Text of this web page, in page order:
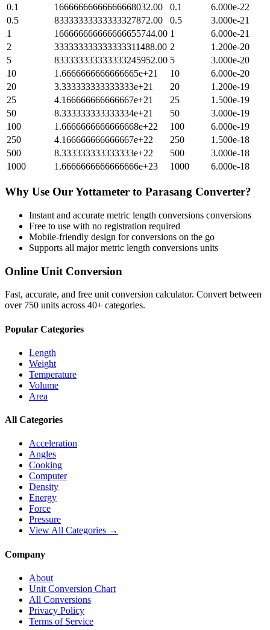
0.1
16666666666666668032.00 0.1
6.000e-22
0.5
83333333333333327872.00 0.5
3.000e-21
1
166666666666666655744.00 1
6.000e-21
2
333333333333333311488.00 2
1.200e-20
5
833333333333333245952.00 5
3.000e-20
10
1.6666666666666665e+21 10
6.000e-20
20
3.333333333333333e+21 20
1.200e-19
25
4.166666666666667e+21 25
1.500e-19
50
8.333333333333334e+21 50
3.000e-19
100
1.6666666666666668e+22 100
6.000e-19
250
4.166666666666667e+22 250
1.500e-18
500
8.333333333333333e+22 500
3.000e-18
1000
1.6666666666666666e+23 1000 6.000e-18
Why Use OurYottameter to Parasang Converter?
Instant and accurate metric length conversions conversions
Free to use with no registration required
Mobile-friendly design for conversions on the go
Supports all majormetric length conversions units
Online Unit Conversion
Fast, accurate, and free unit conversion calculator. Convert between
over 750 units across 40+ categories.
Popular Categories
Length
Weight
Temperature
Volume
Area
All Categories
Acceleration
Angles
Cooking
Computer
Density
Energy
Force
Pressure
View All Categories →
Company
About
Unit Conversion Chart
All Conversions
Privacy Policy
Terms of Service